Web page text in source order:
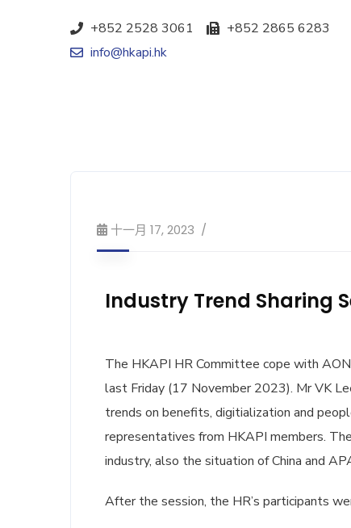
+852 2528 3061
+852 2865 6283
info@hkapi.hk
十一月 17, 2023
Industry Trend Sharing
The HKAPI HR Committee cope with
last Friday (17 November 2023). Mr VK
trends on benefits, digitialization and
representatives from HKAPI members.
industry, also the situation of China and
After the session, the HR’s participants